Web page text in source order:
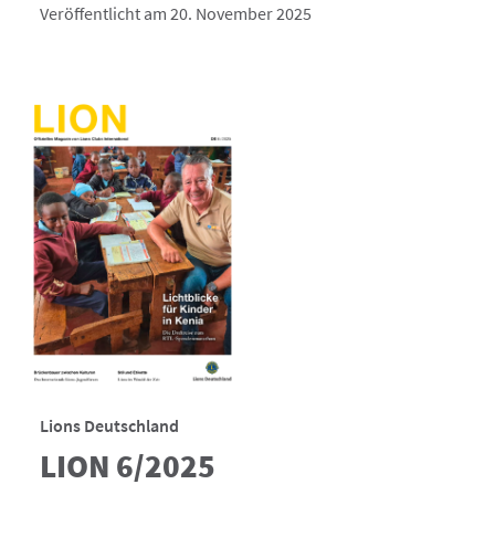
Veröffentlicht am 20. November 2025
Lions Deutschland
LION 6/2025